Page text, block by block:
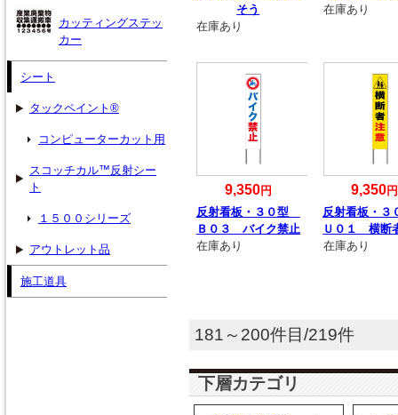
そう
在庫あり
在庫あり
9,350円
反射看板・３０型
Ｂ０３ バイク禁止
在庫あり
9,350円
反射看板・
Ｕ０１ 横断
在庫あり
181～200件目/219件
下層カテゴリ
カッティングステッ
カー
シート
タックペイント®
コンピューターカット用
スコッチカル™反射シー
ト
１５００シリーズ
アウトレット品
施工道具